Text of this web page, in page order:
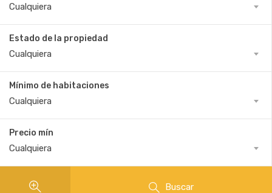
Cualquiera
Estado de la propiedad
Cualquiera
Mínimo de habitaciones
Cualquiera
Precio mín
Cualquiera
Buscar